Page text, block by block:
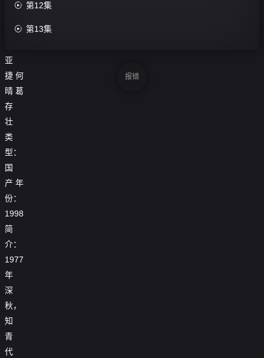
演：
亚
捷 何
晴 葛
存
壮
类
型：
国
产 年
份：
1998
简
介：
1977
年
深
秋，
知
青
代
 第12集
 第13集
 报错